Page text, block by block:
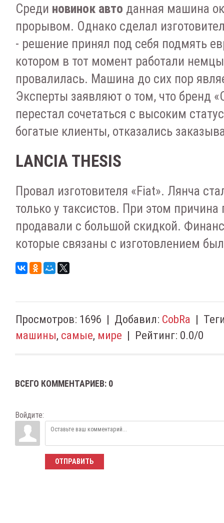
Среди новинок авто данная машина
прорывом. Однако сделал
- решение принял под себя подмять
котором в тот момент работали
провалилась. Машина до сих пор
Эксперты заявляют о том, что бренд
перестал сочетаться с высоким
богатые клиенты, отказались
LANCIA THESIS
Провал изготовителя «Fiat». Лянча
только у таксистов. При этом
продавали с большой скидкой.
которые связаны с изготовлением
Просмотров: 1696 | Добавил: CobRa |
машины, самые, мире | Рейтинг: 0.0/0
ВСЕГО КОММЕНТАРИЕВ: 0
Войдите:
ОТПРАВИТЬ